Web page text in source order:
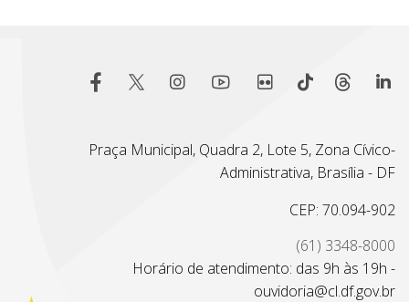
Praça Municipal, Quadra 2, Lote 5, Zona Cívico-
Administrativa, Brasília - DF
CEP: 70.094-902
(61) 3348-8000
Horário de atendimento: das 9h às 19h -
ouvidoria@cl.df.gov.br